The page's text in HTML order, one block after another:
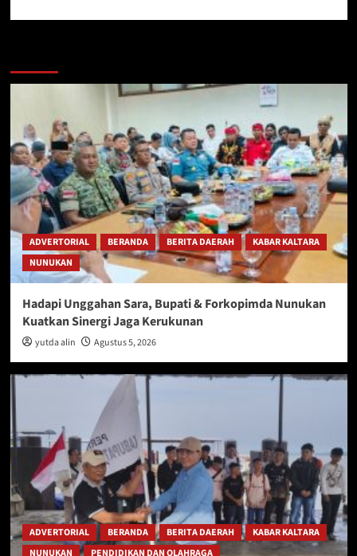
ADVERTORIAL BERANDA BERITA DAERAH
KABAR KALTARA
NUNUKAN
Hadapi Unggahan Sara, Bupati & Forkopimda Nunukan
Kuatkan Sinergi Jaga Kerukunan
yutda alin Agustus 5, 2026
ADVERTORIAL BERANDA BERITA DAERAH
KABAR KALTARA